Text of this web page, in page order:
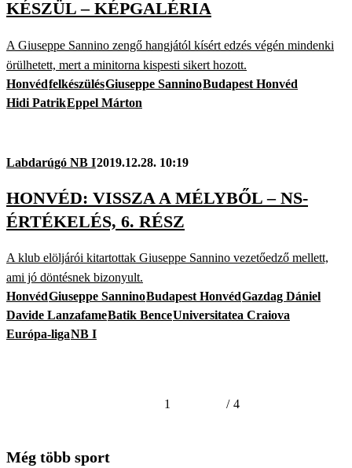
KÉSZÜL – KÉPGALÉRIA
A Giuseppe Sannino zengő hangjától kísért edzés végén mindenki
örülhetett, mert a minitorna kispesti sikert hozott.
HonvédfelkészülésGiuseppe SanninoBudapest Honvéd
Hidi PatrikEppel Márton
Labdarúgó NB I2019.12.28. 10:19
HONVÉD: VISSZA A MÉLYBŐL – NS-
ÉRTÉKELÉS, 6. RÉSZ
A klub elöljárói kitartottak Giuseppe Sannino vezetőedző mellett,
ami jó döntésnek bizonyult.
HonvédGiuseppe SanninoBudapest HonvédGazdag Dániel
Davide LanzafameBatik BenceUniversitatea Craiova
Európa-ligaNB I
1 / 4
Még több sport